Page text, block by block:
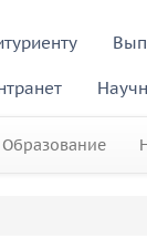
Образование